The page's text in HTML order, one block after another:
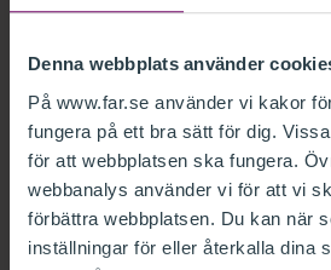
Denna webbplats använder
På www.far.se använder vi kakor
fungera på ett bra sätt för dig.
för att webbplatsen ska fungera.
webbanalys använder vi för att vi
förbättra webbplatsen. Du kan när
inställningar för eller återkalla dina
smartare och mer datadrivet.
Märker skillnad bland
De ökade kraven på
även på Diös hyresgäster,
företagen.